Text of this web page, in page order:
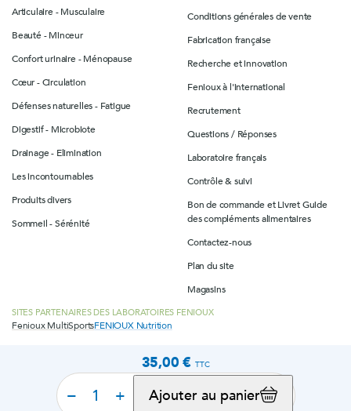
35,00 € TTC
− + Ajouter au panier
Articulaire - Musculaire
Beauté - Minceur
Confort urinaire - Ménopause
Cœur - Circulation
Défenses naturelles - Fatigue
Digestif - Microbiote
Drainage - Elimination
Les incontournables
Produits divers
Sommeil - Sérénité
Conditions générales de vente
Fabrication française
Recherche et innovation
Fenioux à l'international
Recrutement
Questions / Réponses
Laboratoire français
Contrôle & suivi
Bon de commande et Livret Guide
des compléments alimentaires
Contactez-nous
Plan du site
Magasins
SITES PARTENAIRES DES LABORATOIRES FENIOUX
Fenioux MultiSportsFENIOUX Nutrition
Mentions légalesPolitique de confidentialité
Configuration des cookies